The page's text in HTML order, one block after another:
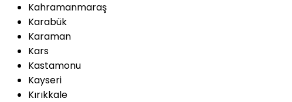
Kahramanmaraş
Karabük
Karaman
Kars
Kastamonu
Kayseri
Kırıkkale